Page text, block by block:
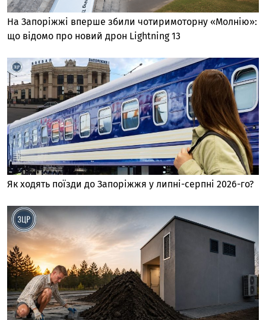
На Запоріжжі вперше збили чотиримоторну «Молнію»:
що відомо про новий дрон Lightning 13
Як ходять поїзди до Запоріжжя у липні-серпні 2026-го?